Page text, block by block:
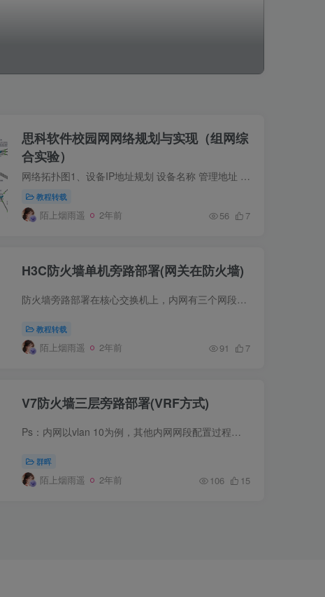
思科软件校园网网络规划与实现（组网综
合实验）
网络拓扑图1、设备IP地址规划 设备名称 管理地址 子网掩码 所属VLAN 行政楼汇聚交换机 172.16.1.250 255.255.255.0 VLAN 1 行政楼1楼接入交换机 172.16.1.1 255.255.255.0 VLAN 1 行政楼2楼接入...
教程转载
陌上烟雨遥 2年前 56 7
H3C防火墙单机旁路部署(网关在防火墙)
防火墙旁路部署在核心交换机上，内网有三个网段vlan 10：172.16.10.1/24、vlan 20：172.16.20.1/24、vlan30：172.16.30.1。要求内网网关在防火墙设备上，由防火...
教程转载
陌上烟雨遥 2年前 91 7
V7防火墙三层旁路部署(VRF方式)
Ps：内网以vlan 10为例，其他内网网段配置过程一样一、出口路由器配置<H3C>system-view[H3C]sysname Router[Router]#配置下行接口IP地址[Router]inter GigabitEthernet 0/1[Router-Gigabi...
群晖
陌上烟雨遥 2年前 106 15